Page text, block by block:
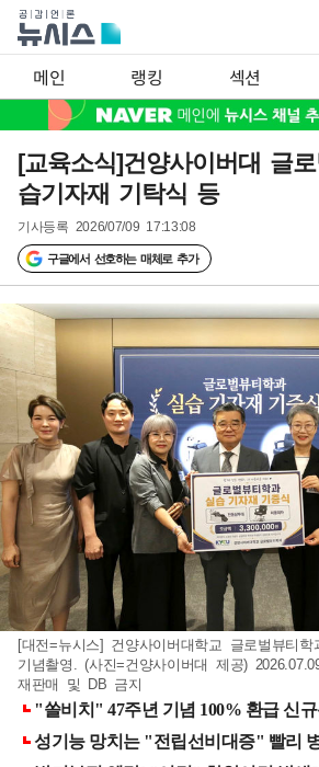
메인 랭킹 섹션
[교육소식]건양사이버대 글
습기자재 기탁식 등
기사등록 2026/07/09 17:13:08
구글에서 선호하는 매체로 추가
[대전=뉴시스] 건양사이버대학교 글로벌뷰티
기념촬영. (사진=건양사이버대 제공)
재판매 및 DB 금지